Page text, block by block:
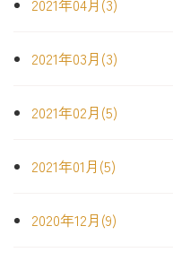
2021年04月(3)
2021年03月(3)
2021年02月(5)
2021年01月(5)
2020年12月(9)